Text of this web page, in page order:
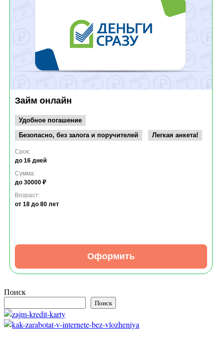
Займ онлайн
Удобное погашение
Безопасно, без залога и поручителей
Легкая анкета!
Срок:
до 16 дней
Сумма:
до 30000 ₽
Возраст:
от 18 до 80 лет
Оформить
Поиск
Поиск